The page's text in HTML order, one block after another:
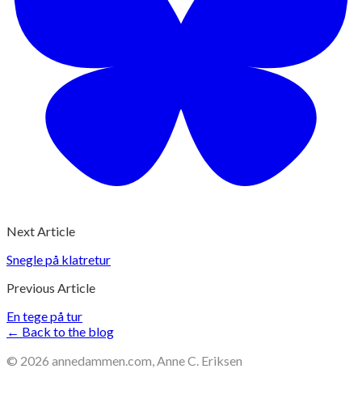
Next Article
Snegle på klatretur
Previous Article
En tege på tur
← Back to the blog
© 2026 annedammen.com, Anne C. Eriksen